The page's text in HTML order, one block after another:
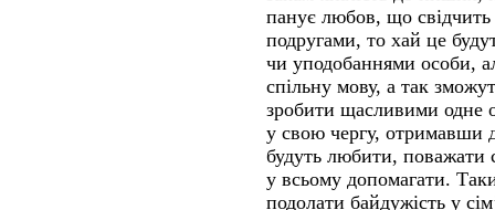
панує любов, що свідчить
подругами, то хай це
чи уподобаннями особи,
спільну мову, а так
зробити щасливими одне
у свою чергу, отримавши
будуть любити, поважати
у всьому допомагати.
подолати байдужість у